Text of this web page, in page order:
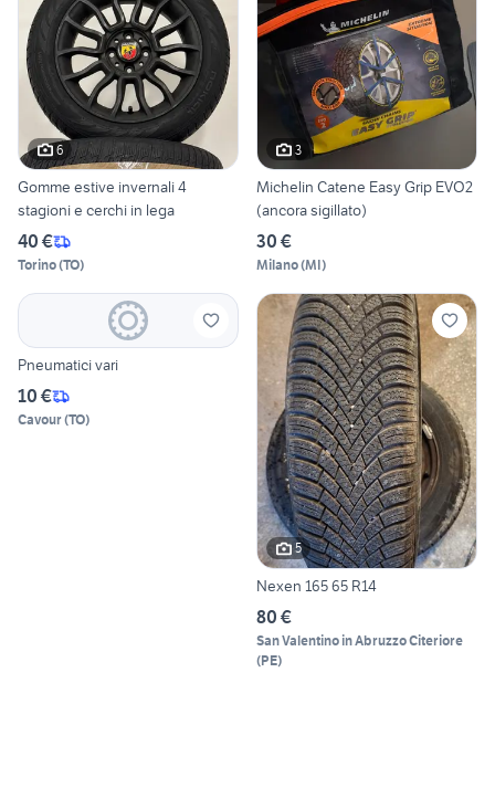
6
Gomme estive invernali 4
stagioni e cerchi in lega
40 €
Torino(TO)
3
Michelin Catene Easy Grip EVO2
(ancora sigillato)
30 €
Milano(MI)
Pneumatici vari
10 €
Cavour(TO)
5
Nexen 165 65 R14
80 €
San Valentino in Abruzzo Citeriore
(PE)